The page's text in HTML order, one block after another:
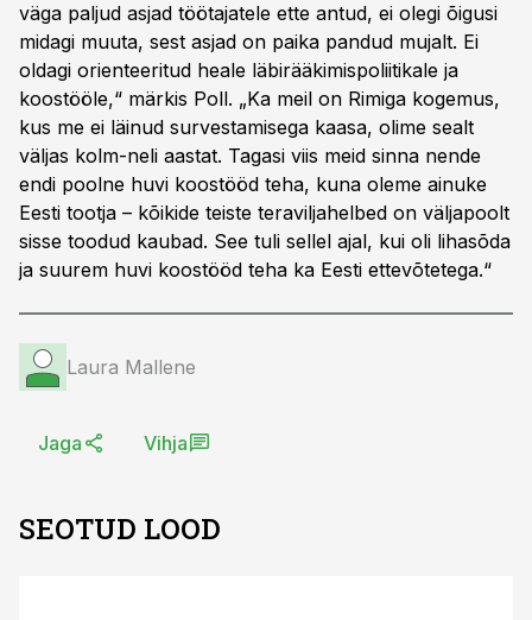
väga paljud asjad töötajatele ette antud, ei olegi õigusi
midagi muuta, sest asjad on paika pandud mujalt. Ei
oldagi orienteeritud heale läbirääkimispoliitikale ja
koostööle,“ märkis Poll. „Ka meil on Rimiga kogemus,
kus me ei läinud survestamisega kaasa, olime sealt
väljas kolm-neli aastat. Tagasi viis meid sinna nende
endi poolne huvi koostööd teha, kuna oleme ainuke
Eesti tootja – kõikide teiste teraviljahelbed on väljapoolt
sisse toodud kaubad. See tuli sellel ajal, kui oli lihasõda
ja suurem huvi koostööd teha ka Eesti ettevõtetega.“
Laura Mallene
Jaga Vihja
SEOTUD LOOD